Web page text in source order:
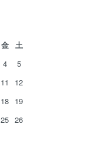
金
土
4
5
11
12
18 19
25 26